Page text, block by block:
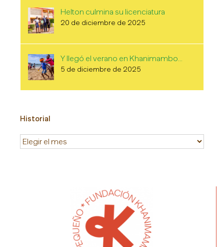
Helton culmina su licenciatura
20 de diciembre de 2025
Y llegó el verano en Khanimambo…
5 de diciembre de 2025
Historial
Historial